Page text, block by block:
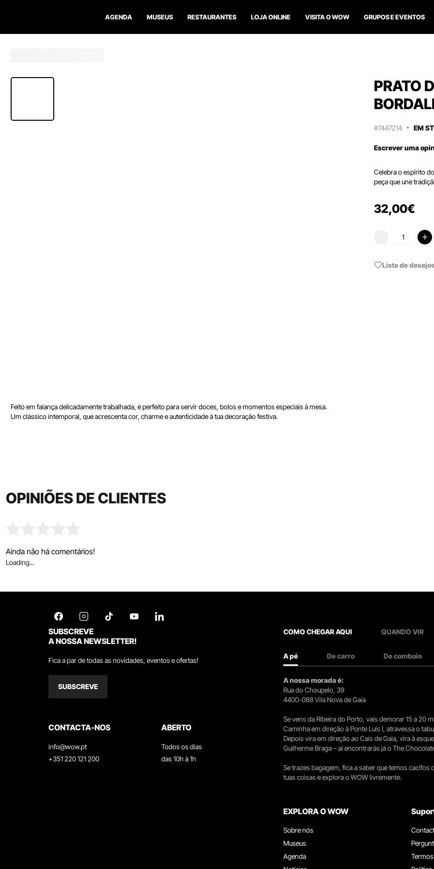
AGENDA MUSEUS RESTAURANTES LOJA ONLINE VISITA O WOW GRUPOS E EVENTOS
PRATO
#7447214 EM
Escrever uma
Celebra o espírito
peça que une
32,00€
Lista de
Feito em faiança delicadamente trabalhada, é perfeito para servir doces, bolos e momentos especiais à mesa.
Um clássico intemporal, que acrescenta cor, charme e autenticidade à tua decoração festiva.
OPINIÕES DE CLIENTES
Ainda não há comentários!
Loading...
SUBSCREVE
A NOSSA NEWSLETTER!
Fica a par de todas as novidades, eventos e ofertas!
SUBSCREVE
CONTACTA-NOS
info@wow.pt
+351 220 121 200
ABERTO
Todos os dias
das 10h à 1h
COMO CHEGAR AQUI QUANDO VIR
A pé De carro De comboio
A nossa morada é:
Rua do Choupelo, 39
4400-088 Vila Nova de Gaia
Se vens da Ribeira do Porto, vais demorar 15 a 20
Caminha em direção à Ponte Luís I, atravessa o
Depois vira em direção ao Cais de Gaia, vira à
Guilherme Braga – aí encontrarás já o The
Se trazes bagagem, fica a saber que temos
tuas coisas e explora o WOW livremente.
EXPLORA O WOW
Sobre nós
Museus
Agenda